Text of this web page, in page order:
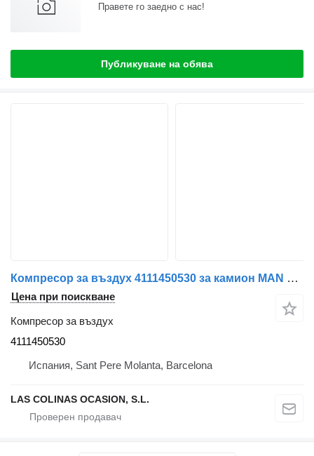
Правете го заедно с нас!
Публикуване на обява
Компресор за въздух 4111450530 за камион MAN L2000 9.153-10.224 EuroI/II
Цена при поискване
Компресор за въздух
4111450530
Испания, Sant Pere Molanta, Barcelona
LAS COLINAS OCASION, S.L.